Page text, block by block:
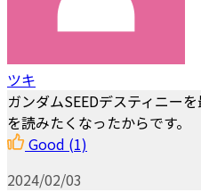
ツキ
ガンダムSEEDデスティニー
を読みたくなったからです。
Good (1)
2024/02/03